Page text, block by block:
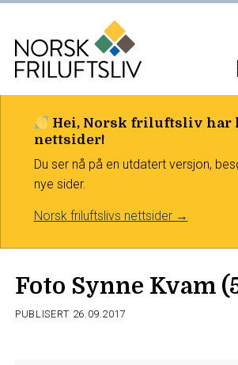
Hei, Norsk friluftsliv har
nettsider!
Du ser nå på en utdatert versjon,
nye sider.
Norsk friluftslivs nettsider →
Foto Synne Kvam
PUBLISERT 26.09.2017